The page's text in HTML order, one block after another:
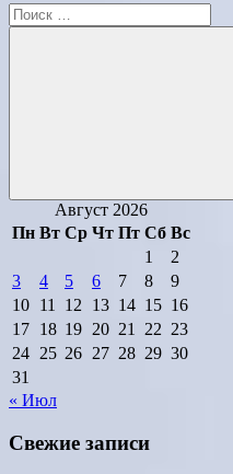
Поиск
для:
Поиск
Август 2026
Пн Вт Ср Чт Пт Сб Вс
1
2
3
4 5 6 7 8
9
10 11 12 13 14 15 16
17 18 19 20 21 22 23
24 25 26 27 28 29 30
31
« Июл
Свежие записи